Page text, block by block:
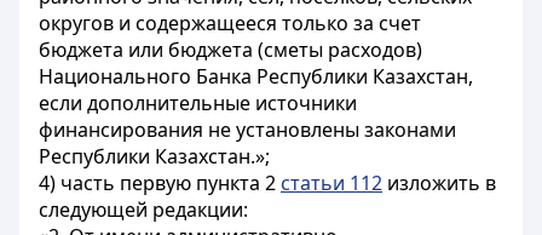
округов и содержащееся только за счет
бюджета или бюджета (сметы расходов)
Национального Банка Республики Казахстан,
если дополнительные источники
финансирования не установлены законами
Республики Казахстан.»;
4) часть первую пункта 2 статьи 112 изложить в
следующей редакции: